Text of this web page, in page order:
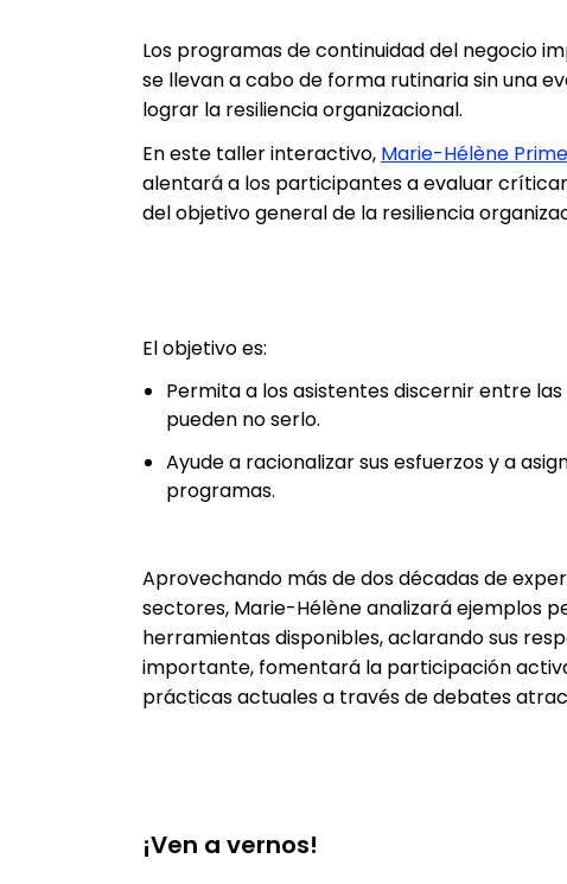
Los programas de continuidad del negocio
se llevan a cabo de forma rutinaria sin una
lograr la resiliencia organizacional.
En este taller interactivo, Marie-Hélène
alentará a los participantes a evaluar
del objetivo general de la resiliencia
El objetivo es:
Permita a los asistentes discernir entre
pueden no serlo.
Ayude a racionalizar sus esfuerzos y a
programas.
Aprovechando más de dos décadas de
sectores, Marie-Hélène analizará ejemplos
herramientas disponibles, aclarando sus
importante, fomentará la participación
prácticas actuales a través de debates
¡Ven a vernos!